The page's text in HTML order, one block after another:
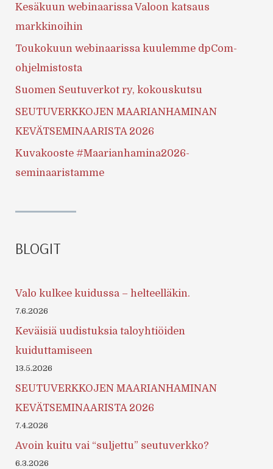
Kesäkuun webinaarissa Valoon katsaus
markkinoihin
Toukokuun webinaarissa kuulemme dpCom-
ohjelmistosta
Suomen Seutuverkot ry, kokouskutsu
SEUTUVERKKOJEN MAARIANHAMINAN
KEVÄTSEMINAARISTA 2026
Kuvakooste #Maarianhamina2026-
seminaaristamme
BLOGIT
Valo kulkee kuidussa – helteelläkin.
7.6.2026
Keväisiä uudistuksia taloyhtiöiden
kuiduttamiseen
13.5.2026
SEUTUVERKKOJEN MAARIANHAMINAN
KEVÄTSEMINAARISTA 2026
7.4.2026
Avoin kuitu vai “suljettu” seutuverkko?
6.3.2026